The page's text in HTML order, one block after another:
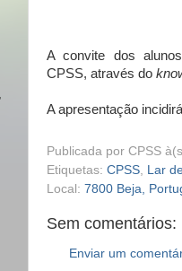
A convite dos
CPSS, através do
A apresentação
Publicada por CPSS
Etiquetas: CPSS, Lar
Local: 7800 Beja,
Sem comentários:
Enviar um